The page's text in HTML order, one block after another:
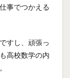
事でつかえる
すし、頑張っ
高校数学の内